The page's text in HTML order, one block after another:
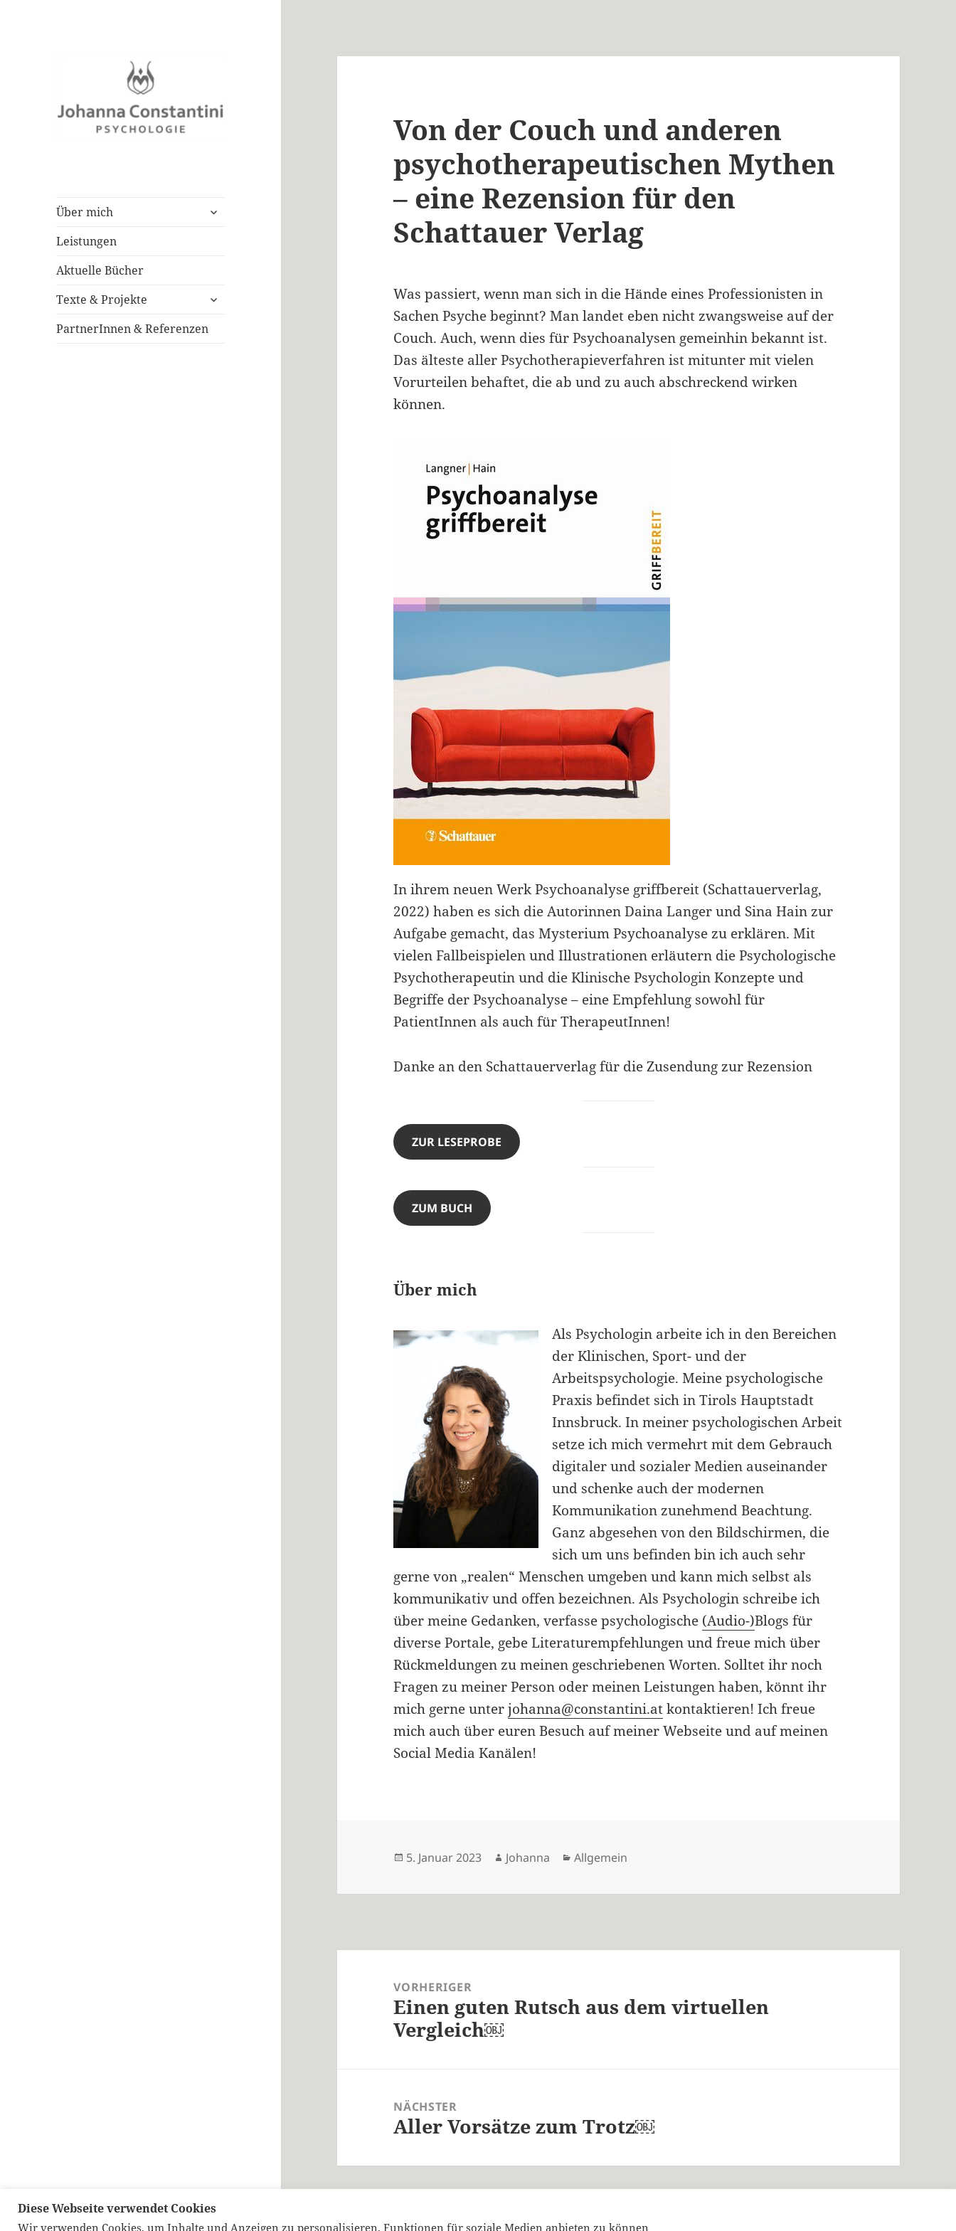
Über mich
untermenü
Leistungen
Aktuelle Bücher
Texte & Projekte
untermenü
PartnerInnen & Referenzen
Von der Couch und anderen
psychotherapeutischen Mythen
– eine Rezension für den
Schattauer Verlag
Was passiert, wenn man sich in die Hände eines Professionisten in
Sachen Psyche beginnt? Man landet eben nicht zwangsweise auf der
Couch. Auch, wenn dies für Psychoanalysen gemeinhin bekannt ist.
Das älteste aller Psychotherapieverfahren ist mitunter mit vielen
Vorurteilen behaftet, die ab und zu auch abschreckend wirken
können.
In ihrem neuen Werk Psychoanalyse griffbereit (Schattauerverlag,
2022) haben es sich die Autorinnen Daina Langer und Sina Hain zur
Aufgabe gemacht, das Mysterium Psychoanalyse zu erklären. Mit
vielen Fallbeispielen und Illustrationen erläutern die Psychologische
Psychotherapeutin und die Klinische Psychologin Konzepte und
Begriffe der Psychoanalyse – eine Empfehlung sowohl für
PatientInnen als auch für TherapeutInnen!
Danke an den Schattauerverlag für die Zusendung zur Rezension
ZUR LESEPROBE
ZUM BUCH
Über mich
Als Psychologin arbeite ich in den Bereichen
der Klinischen, Sport- und der
Arbeitspsychologie. Meine psychologische
Praxis befindet sich in Tirols Hauptstadt
Innsbruck. In meiner psychologischen Arbeit
setze ich mich vermehrt mit dem Gebrauch
digitaler und sozialer Medien auseinander
und schenke auch der modernen
Kommunikation zunehmend Beachtung.
Ganz abgesehen von den Bildschirmen, die
sich um uns befinden bin ich auch sehr
gerne von „realen“ Menschen umgeben und kann mich selbst als
kommunikativ und offen bezeichnen. Als Psychologin schreibe ich
über meine Gedanken, verfasse psychologische (Audio-)Blogs für
diverse Portale, gebe Literaturempfehlungen und freue mich über
Rückmeldungen zu meinen geschriebenen Worten. Solltet ihr noch
Fragen zu meiner Person oder meinen Leistungen haben, könnt ihr
mich gerne unterjohanna@constantini.atkontaktieren! Ich freue
mich auch über euren Besuch auf meiner Webseite und auf meinen
Social Media Kanälen!
Veröffentlicht
5. Januar 2023 Autor
Johanna Kategorien
Allgemein
VORHERIGER
Vorheriger
Beitrag:
Einen guten Rutsch aus dem virtuellen
Vergleich￼
NÄCHSTER
Nächster
Aller Vorsätze zum Trotz￼
Diese Webseite verwendet Cookies
Wir verwenden Cookies, um Inhalte und Anzeigen zu personalisieren, Funktionen für soziale Medien anbieten zu können